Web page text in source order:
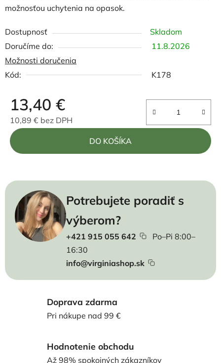
možnosťou uchytenia na opasok.
Dostupnosť
Skladom
11.8.2026
Možnosti doručenia
Kód:
K178
13,40 €
10,89 € bez DPH
Jednotková cena:
DO KOŠÍKA
Potrebujete poradiť s
výberom?
+421 915 055 642
Po–Pi 8:00–
16:30
info@virginiashop.sk
Doprava zdarma
Pri nákupe nad 99 €
Hodnotenie obchodu
Až 98% spokojných zákazníkov